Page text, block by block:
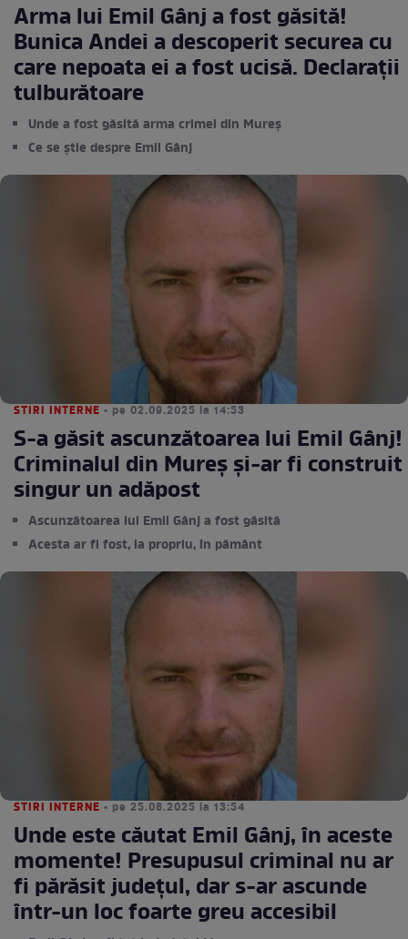
Arma lui Emil Gânj a fost găsită!
Bunica Andei a descoperit securea cu
care nepoata ei a fost ucisă. Declarații
tulburătoare
Unde a fost găsită arma crimei din Mureș
Ce se știe despre Emil Gânj
STIRI INTERNE • pe 02.09.2025 la 14:53
S-a găsit ascunzătoarea lui Emil Gânj!
Criminalul din Mureș și-ar fi construit
singur un adăpost
Ascunzătoarea lui Emil Gânj a fost găsită
Acesta ar fi fost, la propriu, în pământ
STIRI INTERNE • pe 25.08.2025 la 13:54
Unde este căutat Emil Gânj, în aceste
momente! Presupusul criminal nu ar
fi părăsit județul, dar s-ar ascunde
într-un loc foarte greu accesibil